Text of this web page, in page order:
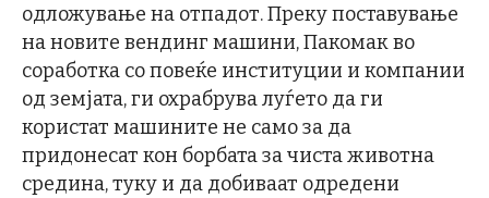
одложување на отпадот. Преку поставување
на новите вендинг машини, Пакомак во
соработка со повеќе институции и компании
од земјата, ги охрабрува луѓето да ги
користат машините не само за да
придонесат кон борбата за чиста животна
средина, туку и да добиваат одредени